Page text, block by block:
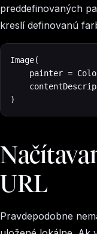
preddefinovaných
kreslí definovanú
Image(
painter =
)
URL
Pravdepodobne